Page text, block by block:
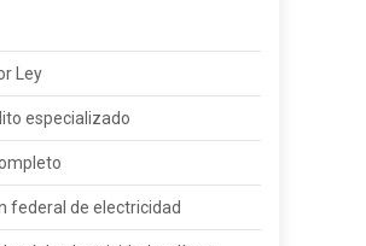
Ley
especializado
federal de electricidad